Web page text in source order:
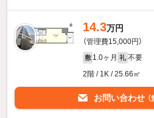
14.3万円
（管理費15,000円）
敷 1.0ヶ月 礼 不要
2階 / 1K / 25.66㎡
お問い合わせ